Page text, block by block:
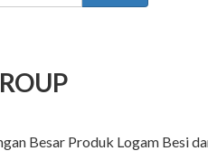
Besar Produk Logam Besi